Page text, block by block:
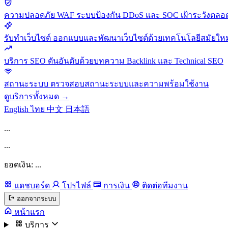
ความปลอดภัย WAF ระบบป้องกัน DDoS และ SOC เฝ้าระวังตลอ
รับทำเว็บไซต์ ออกแบบและพัฒนาเว็บไซต์ด้วยเทคโนโลยีสมัยให
บริการ SEO ดันอันดับด้วยบทความ Backlink และ Technical SEO
สถานะระบบ ตรวจสอบสถานะระบบและความพร้อมใช้งาน
ดูบริการทั้งหมด →
Englishไทย 中文 日本語
...
...
ยอดเงิน: ...
แดชบอร์ด โปรไฟล์ การเงิน ติดต่อทีมงาน
ออกจากระบบ
หน้าแรก
บริการ